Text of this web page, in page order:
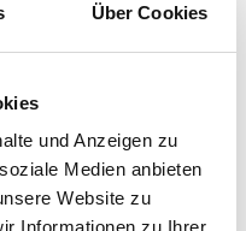
Über Cookies
und Anzeigen zu
Medien anbieten
Website zu
Informationen zu Ihrer